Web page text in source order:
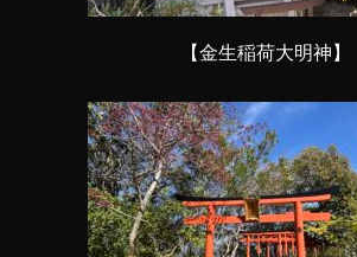
【金生稲荷大明神】